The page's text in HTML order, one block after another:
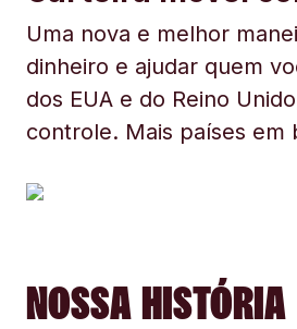
Uma nova e melhor
dinheiro e ajudar quem
dos EUA e do Reino
controle. Mais países em
NOSSA HISTÓRIA